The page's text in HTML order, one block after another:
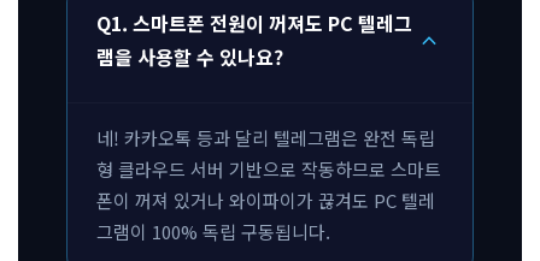
Q1. 스마트폰 전원이 꺼져도 PC 텔레그
램을 사용할 수 있나요?
expand_more
네! 카카오톡 등과 달리 텔레그램은 완전 독립
형 클라우드 서버 기반으로 작동하므로 스마트
폰이 꺼져 있거나 와이파이가 끊겨도 PC 텔레
그램이 100% 독립 구동됩니다.